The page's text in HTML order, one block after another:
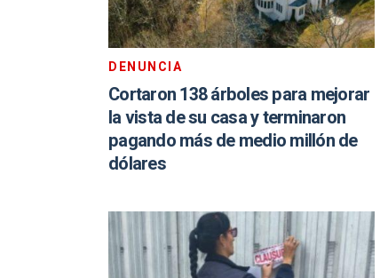
DENUNCIA
Cortaron 138 árboles para mejorar
la vista de su casa y terminaron
pagando más de medio millón de
dólares